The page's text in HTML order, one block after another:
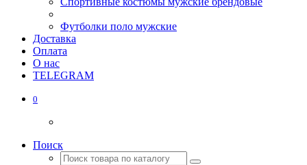
Футболки поло мужские
Доставка
Оплата
О нас
TELEGRAM
0
Поиск